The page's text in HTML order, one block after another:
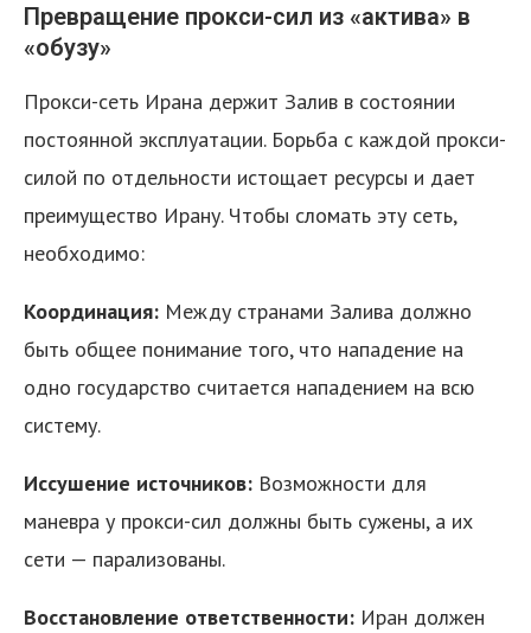
Превращение прокси-сил из «актива» в
«обузу»
Прокси-сеть Ирана держит Залив в состоянии
постоянной эксплуатации. Борьба с каждой прокси-
силой по отдельности истощает ресурсы и дает
преимущество Ирану. Чтобы сломать эту сеть,
необходимо:
Координация: Между странами Залива должно
быть общее понимание того, что нападение на
одно государство считается нападением на всю
систему.
Иссушение источников: Возможности для
маневра у прокси-сил должны быть сужены, а их
сети — парализованы.
Восстановление ответственности: Иран должен